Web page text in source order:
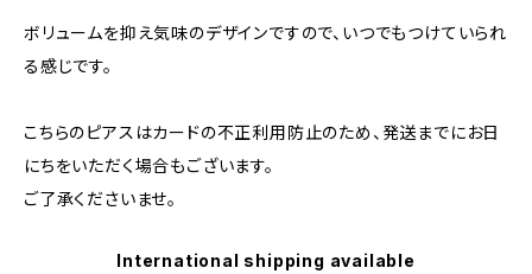
ボリュームを抑え気味のデザインですので、いつでもつけていられ
る感じです。
こちらのピアスはカードの不正利用防止のため、発送までにお日
にちをいただく場合もございます。
ご了承くださいませ。
International shipping available